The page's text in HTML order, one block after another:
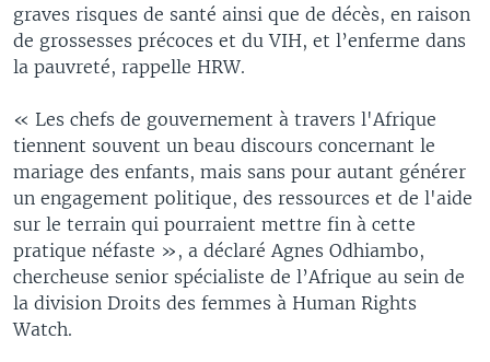
graves risques de santé ainsi que de décès, en raison
de grossesses précoces et du VIH, et l’enferme dans
la pauvreté, rappelle HRW.
« Les chefs de gouvernement à travers l'Afrique
tiennent souvent un beau discours concernant le
mariage des enfants, mais sans pour autant générer
un engagement politique, des ressources et de l'aide
sur le terrain qui pourraient mettre fin à cette
pratique néfaste », a déclaré Agnes Odhiambo,
chercheuse senior spécialiste de l’Afrique au sein de
la division Droits des femmes à Human Rights
Watch.